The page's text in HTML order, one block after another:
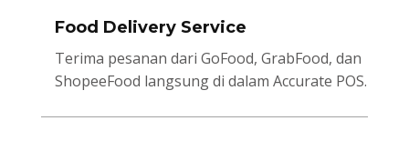
Food Delivery Service
Terima pesanan dari GoFood, GrabFood, dan
ShopeeFood langsung di dalam Accurate POS.